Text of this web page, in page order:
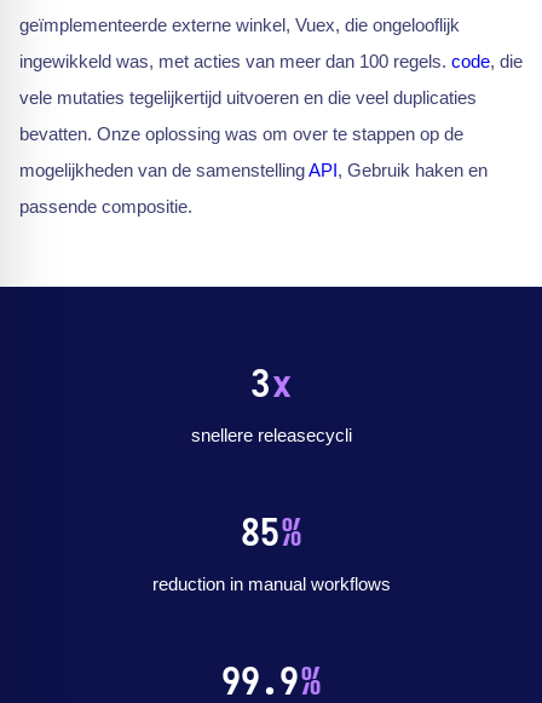
geïmplementeerde externe winkel, Vuex, die ongelooflijk
ingewikkeld was, met acties van meer dan 100 regels. code, die
vele mutaties tegelijkertijd uitvoeren en die veel duplicaties
bevatten. Onze oplossing was om over te stappen op de
mogelijkheden van de samenstellingAPI, Gebruik haken en
passende compositie.
3x
snellere releasecycli
85%
reduction in manual workflows
99.9%